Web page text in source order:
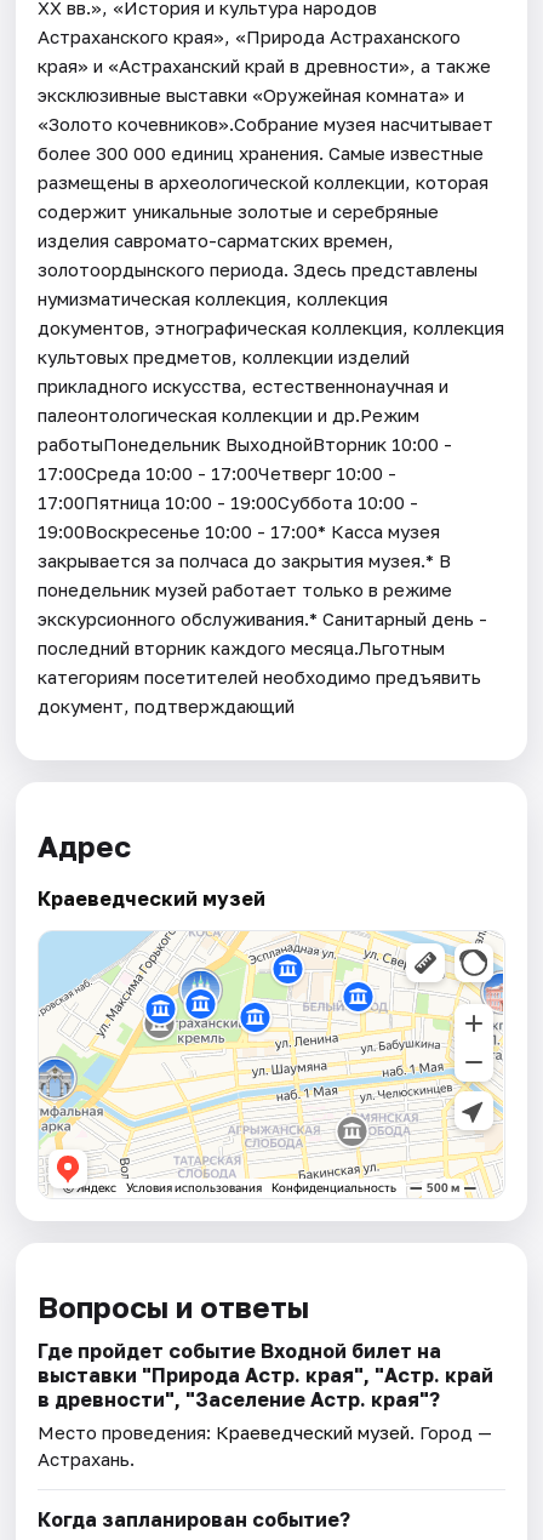
XX вв.», «История и культура народов
Астраханского края», «Природа Астраханского
края» и «Астраханский край в древности», а также
эксклюзивные выставки «Оружейная комната» и
«Золото кочевников».Собрание музея насчитывает
более 300 000 единиц хранения. Самые известные
размещены в археологической коллекции, которая
содержит уникальные золотые и серебряные
изделия савромато-сарматских времен,
золотоордынского периода. Здесь представлены
нумизматическая коллекция, коллекция
документов, этнографическая коллекция, коллекция
культовых предметов, коллекции изделий
прикладного искусства, естественнонаучная и
палеонтологическая коллекции и др.Режим
работыПонедельник ВыходнойВторник 10:00 -
17:00Среда 10:00 - 17:00Четверг 10:00 -
17:00Пятница 10:00 - 19:00Суббота 10:00 -
19:00Воскресенье 10:00 - 17:00* Касса музея
закрывается за полчаса до закрытия музея.* В
понедельник музей работает только в режиме
экскурсионного обслуживания.* Санитарный день -
последний вторник каждого месяца.Льготным
категориям посетителей необходимо предъявить
документ, подтверждающий
Адрес
Краеведческий музей
Вопросы и ответы
Где пройдет событие Входной билет на
выставки "Природа Астр. края", "Астр. край
в древности", "Заселение Астр. края"?
Место проведения: Краеведческий музей. Город —
Астрахань.
Когда запланирован событие?